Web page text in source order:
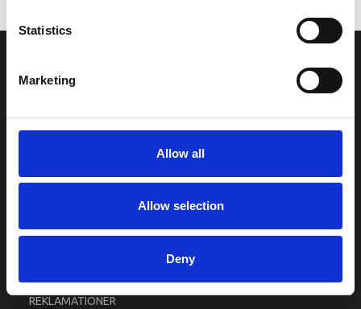
Statistics
Marketing
Allow all
Allow selection
Deny
INFORMATIONER
Fragt og levering
Betingelser & Vilkår
Købsgaranti
REKLAMATIONER